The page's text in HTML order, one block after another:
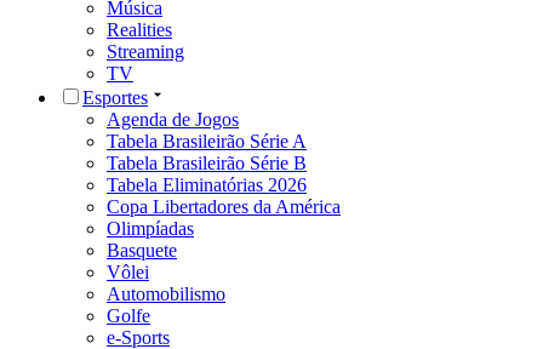
Música
Realities
Streaming
TV
Esportes
Agenda de Jogos
Tabela Brasileirão Série A
Tabela Brasileirão Série B
Tabela Eliminatórias 2026
Copa Libertadores da América
Olimpíadas
Basquete
Vôlei
Automobilismo
Golfe
e-Sports